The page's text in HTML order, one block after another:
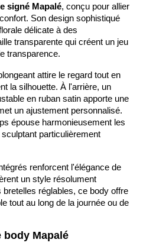
signé Mapalé, conçu pour allier
Son design sophistiqué
délicate à des
transparente qui créent un jeu
transparence.
attire le regard tout en
la silhouette. À l'arrière, un
en ruban satin apporte une
un ajustement personnalisé.
épouse harmonieusement les
particulièrement
renforcent l'élégance de
un style résolument
réglables, ce body offre
tout au long de la journée ou de
body Mapalé